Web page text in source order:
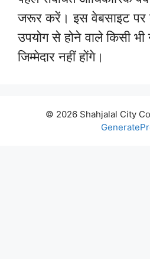
जरूर करें। इस वेबसाइट पर
उपयोग से होने वाले किसी
जिम्मेदार नहीं होंगे।
© 2026 Shahjalal City